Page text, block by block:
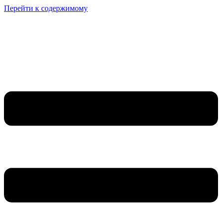
Перейти к содержимому